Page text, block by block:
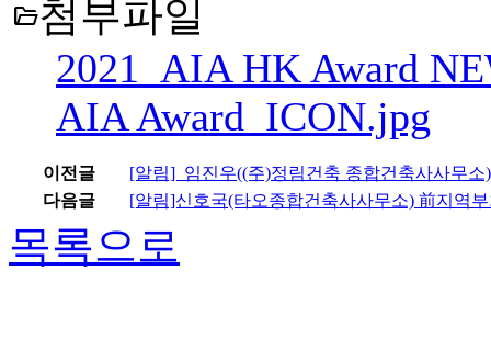
folder_open첨부파일
2021_AIA HK Award
AIA Award_ICON.jpg
이전글
[알림] 임진우((주)정림건축 종합건축사사무
다음글
[알림]신호국(타오종합건축사사무소) 前지역
목록으로